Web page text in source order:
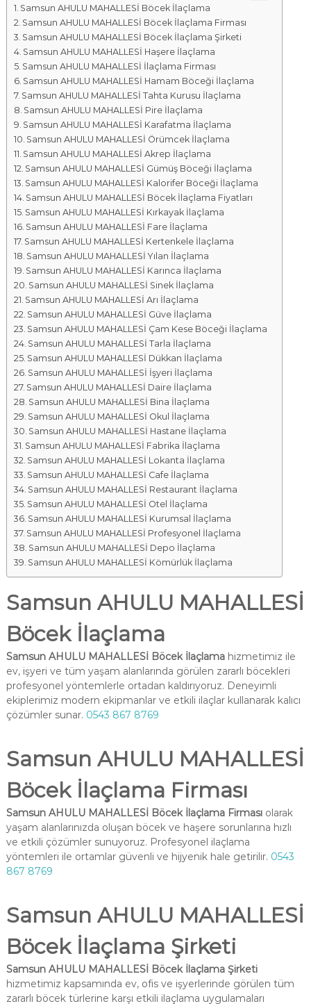
a
l
a
r
ı
Samsun AHULU MAHALLESİ Böcek İlaçlama
Samsun AHULU MAHALLESİ Böcek İlaçlama Firması
Samsun AHULU MAHALLESİ Böcek İlaçlama Şirketi
Samsun AHULU MAHALLESİ Haşere İlaçlama
Samsun AHULU MAHALLESİ İlaçlama Firması
Samsun AHULU MAHALLESİ Hamam Böceği İlaçlama
Samsun AHULU MAHALLESİ Tahta Kurusu İlaçlama
Samsun AHULU MAHALLESİ Pire İlaçlama
Samsun AHULU MAHALLESİ Karafatma İlaçlama
Samsun AHULU MAHALLESİ Örümcek İlaçlama
Samsun AHULU MAHALLESİ Akrep İlaçlama
Samsun AHULU MAHALLESİ Gümüş Böceği İlaçlama
Samsun AHULU MAHALLESİ Kalorifer Böceği İlaçlama
Samsun AHULU MAHALLESİ Böcek İlaçlama Fiyatları
Samsun AHULU MAHALLESİ Kırkayak İlaçlama
Samsun AHULU MAHALLESİ Fare İlaçlama
Samsun AHULU MAHALLESİ Kertenkele İlaçlama
Samsun AHULU MAHALLESİ Yılan İlaçlama
Samsun AHULU MAHALLESİ Karınca İlaçlama
Samsun AHULU MAHALLESİ Sinek İlaçlama
Samsun AHULU MAHALLESİ Arı İlaçlama
Samsun AHULU MAHALLESİ Güve İlaçlama
Samsun AHULU MAHALLESİ Çam Kese Böceği İlaçlama
Samsun AHULU MAHALLESİ Tarla İlaçlama
Samsun AHULU MAHALLESİ Dükkan İlaçlama
Samsun AHULU MAHALLESİ İşyeri İlaçlama
Samsun AHULU MAHALLESİ Daire İlaçlama
Samsun AHULU MAHALLESİ Bina İlaçlama
Samsun AHULU MAHALLESİ Okul İlaçlama
Samsun AHULU MAHALLESİ Hastane İlaçlama
Samsun AHULU MAHALLESİ Fabrika İlaçlama
Samsun AHULU MAHALLESİ Lokanta İlaçlama
Samsun AHULU MAHALLESİ Cafe İlaçlama
Samsun AHULU MAHALLESİ Restaurant İlaçlama
Samsun AHULU MAHALLESİ Otel İlaçlama
Samsun AHULU MAHALLESİ Kurumsal İlaçlama
Samsun AHULU MAHALLESİ Profesyonel İlaçlama
Samsun AHULU MAHALLESİ Depo İlaçlama
Samsun AHULU MAHALLESİ Kömürlük İlaçlama
Samsun AHULU MAHALLESİ
Böcek İlaçlama
Samsun AHULU MAHALLESİ Böcek İlaçlamahizmetimiz ile
ev, işyeri ve tüm yaşam alanlarında görülen zararlı böcekleri
profesyonel yöntemlerle ortadan kaldırıyoruz. Deneyimli
ekiplerimiz modern ekipmanlar ve etkili ilaçlar kullanarak kalıcı
çözümler sunar. 0543 867 8769
Samsun AHULU MAHALLESİ
Böcek İlaçlama Firması
Samsun AHULU MAHALLESİ Böcek İlaçlama Firmasıolarak
yaşam alanlarınızda oluşan böcek ve haşere sorunlarına hızlı
ve etkili çözümler sunuyoruz. Profesyonel ilaçlama
yöntemleri ile ortamlar güvenli ve hijyenik hale getirilir. 0543
867 8769
Samsun AHULU MAHALLESİ
Böcek İlaçlama Şirketi
Samsun AHULU MAHALLESİ Böcek İlaçlama Şirketi
hizmetimiz kapsamında ev, ofis ve işyerlerinde görülen tüm
zararlı böcek türlerine karşı etkili ilaçlama uygulamaları